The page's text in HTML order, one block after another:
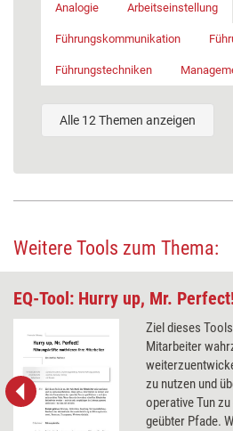
Analogie Arbeitseinstellung
Führungskommunikation
Führungstechniken
Alle 12 Themen anzeigen
Weitere Tools zum Thema:
EQ-Tool: Hurry up, Mr.
Ziel dieses
Mitarbeiter
zu nutzen und
operative Tun
geübter Pfade.